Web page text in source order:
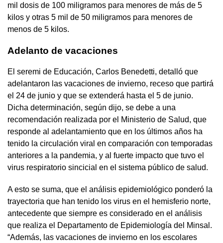
mil dosis de 100 miligramos para menores de más de 5
kilos y otras 5 mil de 50 miligramos para menores de
menos de 5 kilos.
Adelanto de vacaciones
El seremi de Educación, Carlos Benedetti, detalló que
adelantaron las vacaciones de invierno, receso que partirá
el 24 de junio y que se extenderá hasta el 5 de junio.
Dicha determinación, según dijo, se debe a una
recomendación realizada por el Ministerio de Salud, que
responde al adelantamiento que en los últimos años ha
tenido la circulación viral en comparación con temporadas
anteriores a la pandemia, y al fuerte impacto que tuvo el
virus respiratorio sincicial en el sistema público de salud.
A esto se suma, que el análisis epidemiológico ponderó la
trayectoria que han tenido los virus en el hemisferio norte,
antecedente que siempre es considerado en el análisis
que realiza el Departamento de Epidemiología del Minsal.
“Además, las vacaciones de invierno en los escolares